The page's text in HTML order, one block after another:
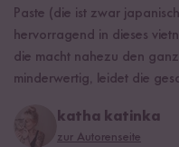
Paste (die ist zwar
hervorragend in dieses
die macht nahezu den
minderwertig, leidet die
katha katinka
zur Autorenseite